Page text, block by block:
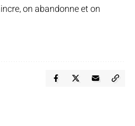
on abandonne et on